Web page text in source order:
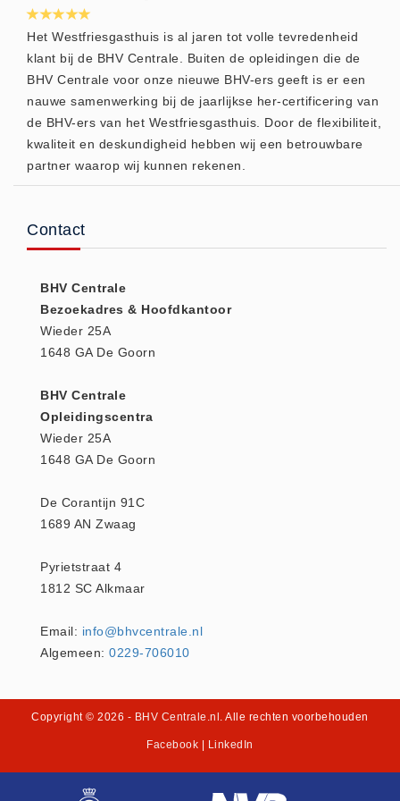
Keurmeester NEN-3140 (1)
Kliklijsten en vitrines
Kliklijsten en vitrines (2)
Lesboeken
Lesboeken - Algemeen (10)
Medicatie en Drogisterij
Desinfectants (0)
Noodproducten
Oefenmateriaal
Trainingselektroden (7)
Oogdouche - Spoeling
Oogdouche - Spoeling -
Algemeen (5)
Bordjes (14)
Pleistermaterialen
Dispensers (5)
Navulling dispensers (26)
Portofoons - Algemeen (3)
Reanimatiepoppen -
Oefenmateriaal
Het Westfriesgasthuis is al jaren tot volle tevredenheid
klant bij de BHV Centrale. Buiten de opleidingen die de
BHV Centrale voor onze nieuwe BHV-ers geeft is er een
nauwe samenwerking bij de jaarlijkse her-certificering van
de BHV-ers van het Westfriesgasthuis. Door de flexibiliteit,
kwaliteit en deskundigheid hebben wij een betrouwbare
partner waarop wij kunnen rekenen.
Contact
BHV Centrale
Bezoekadres & Hoofdkantoor
Wieder 25A
1648 GA De Goorn
BHV Centrale
Opleidingscentra
Wieder 25A
1648 GA De Goorn
De Corantijn 91C
1689 AN Zwaag
Pyrietstraat 4
1812 SC Alkmaar
Email: info@bhvcentrale.nl
Algemeen: 0229-706010
Copyright © 2026 - BHV Centrale.nl . Alle rechten voorbehouden
Facebook LinkedIn